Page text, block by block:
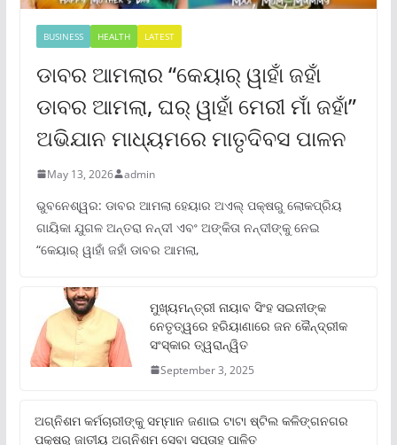
BUSINESS HEALTH LATEST
ଡାବର ଆମଲାର “କେୟାର୍ ୱାହାଁ ଜହାଁ
ଡାବର ଆମଲା, ଘର୍ ୱାହାଁ ମେରୀ ମାଁ ଜହାଁ”
ଅଭିଯାନ ମାଧ୍ୟମରେ ମାତୃଦିବସ ପାଳନ
May 13, 2026 admin
ଭୁବନେଶ୍ୱର: ଡାବର ଆମଲା ହେୟାର ଅଏଲ୍ ପକ୍ଷରୁ ଲୋକପ୍ରିୟ
ଗାୟିକା ଯୁଗଳ ଅନ୍ତରା ନନ୍ଦୀ ଏବଂ ଅଙ୍କିତା ନନ୍ଦୀଙ୍କୁ ନେଇ
“କେୟାର୍ ୱାହାଁ ଜହାଁ ଡାବର ଆମଲା,
ମୁଖ୍ୟମନ୍ତ୍ରୀ ନାୟାବ ସିଂହ ସଇନୀଙ୍କ
ନେତୃତ୍ୱରେ ହରିୟାଣାରେ ଜନ କୈନ୍ଦ୍ରୀକ
ସଂସ୍କାର ତ୍ୱରାନ୍ୱିତ
September 3, 2025
ଅଗ୍ନିଶମ କର୍ମଚାରୀଙ୍କୁ ସମ୍ମାନ ଜଣାଇ ଟାଟା ଷ୍ଟିଲ କଳିଙ୍ଗନଗର
ପକ୍ଷରୁ ଜାତୀୟ ଅଗ୍ନିଶମ ସେବା ସପ୍ତାହ ପାଳିତ